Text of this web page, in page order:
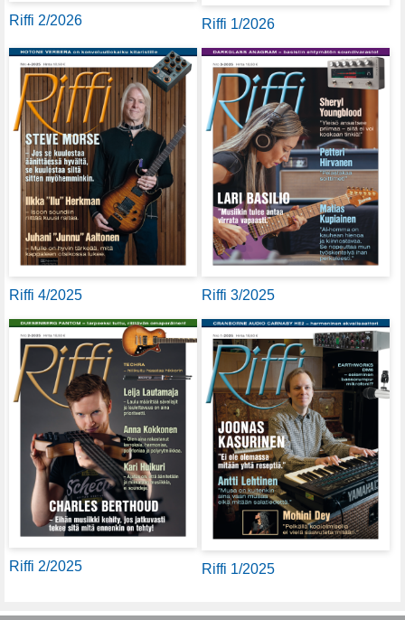
Riffi 2/2026 Riffi 1/2026
Riffi 4/2025 Riffi 3/2025
Riffi 2/2025 Riffi 1/2025